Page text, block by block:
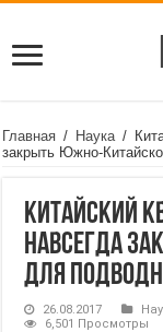
Главная / Наука /
закрыть Южно-
Китайский
навсегда
для
26.08.2017
6,501 Просмотры